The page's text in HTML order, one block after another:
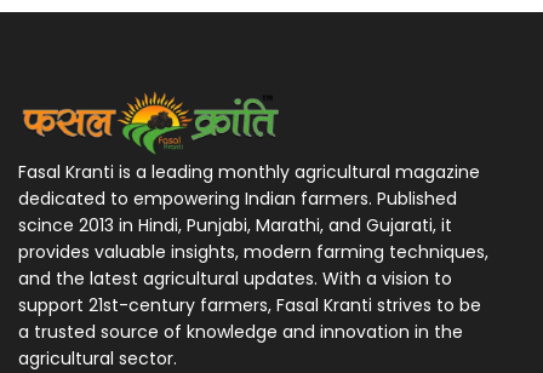
Fasal Kranti is a leading monthly agricultural magazine
dedicated to empowering Indian farmers. Published
scince 2013 in Hindi, Punjabi, Marathi, and Gujarati, it
provides valuable insights, modern farming techniques,
and the latest agricultural updates. With a vision to
support 21st-century farmers, Fasal Kranti strives to be
a trusted source of knowledge and innovation in the
agricultural sector.